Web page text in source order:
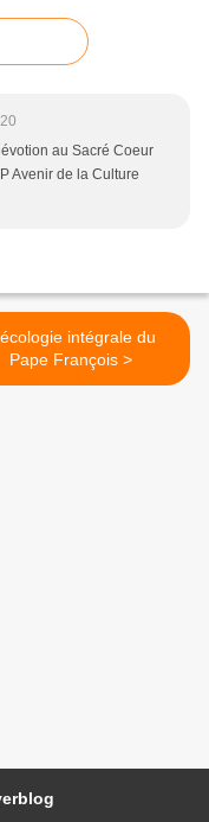
au Sacré Coeur
Avenir de la Culture
intégrale du
Pape François >